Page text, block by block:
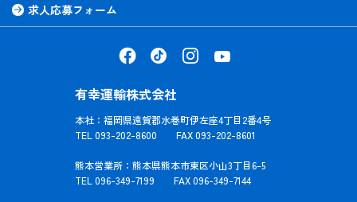
求人応募フォーム
有幸運輸株式会社
本社：福岡県遠賀郡水巻町伊左座4丁目2番4号
TEL 093-202-8600 FAX 093-202-8601
熊本営業所：熊本県熊本市東区小山3丁目6-5
TEL 096-349-7199 FAX 096-349-7144